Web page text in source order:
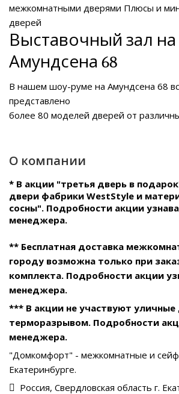
межкомнатными дверями Плюсы и
дверей
Выставочный зал на
Амундсена 68
В нашем шоу-руме на Амундсена 68
представлено
более 80 моделей дверей от
О компании
* В акции "третья дверь в
двери фабрики WestStyle и
сосны". Подробности акции
менеджера.
** Бесплатная доставка
городу возможна только при
комплекта. Подробности акции
менеджера.
*** В акции не участвуют уличные
терморазрывом. Подробности
менеджера.
"Домкомфорт" - межкомнатные и
Екатеринбурге.
Россия, Свердловская область г.